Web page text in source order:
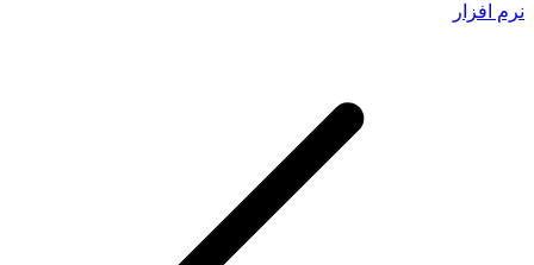
نرم افزار